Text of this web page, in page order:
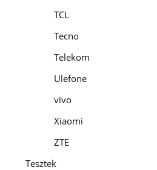
TCL
Tecno
Telekom
Ulefone
vivo
Xiaomi
ZTE
Tesztek